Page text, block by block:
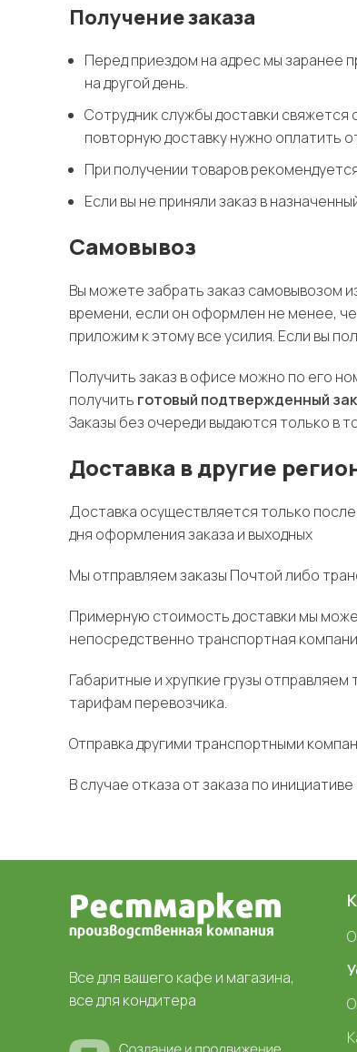
Получение заказа
Перед приездом на адрес мы заранее
на другой день.
Сотрудник службы доставки свяжется
повторную доставку нужно оплатить
При получении товаров
Если вы не приняли заказ в
Самовывоз
Вы можете забрать заказ самовывозом
времени, если он оформлен не менее,
приложим к этому все усилия. Если вы
Получить заказ в офисе можно по его
получить готовый подтвержденный
Заказы без очереди выдаются только в
Доставка в другие
Доставка осуществляется только после
дня оформления заказа и выходных
Мы отправляем заказы Почтой либо
Примерную стоимость доставки мы
непосредственно транспортная
Габаритные и хрупкие грузы
тарифам перевозчика.
Отправка другими транспортными
В случае отказа от заказа по
Все для вашего кафе и магазина,
все для кондитера